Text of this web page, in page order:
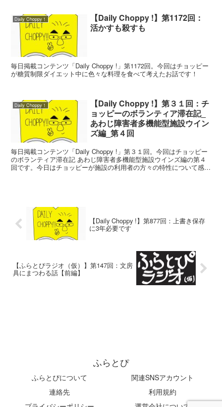
Daily Choppy！
【Daily Choppy !】第1172回：
活かすも殺すも
毎日掲載コンテンツ「Daily Choppy !」第1172回。今回はチョッピー
が糖質制限ダイエット中に色々な料理を食べて考えたお話です！
Daily Choppy！
【Daily Choppy !】第３１回：チ
ョッピーのボランティア滞在記_
あわじ障害者多機能型施設ウイン
ズ編_第４回
毎日掲載コンテンツ「Daily Choppy !」第３１回。今回はチョッピー
のボランティア滞在記 あわじ障害者多機能型施設ウインズ編の第４
回です。今日はチョッピーが施設の利用者の方々の特性について感じ
【Daily Choppy !】第877回：上書き保存
に3年必要です
【ふらとぴラジオ（仮）】第147回：文房
具にまつわる話【前編】
ふらとぴ
ふらとぴについて
関連SNSアカウント
連絡先
利用規約